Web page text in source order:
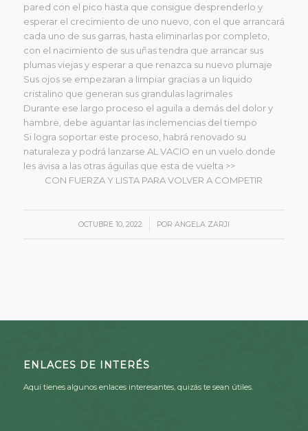
pared con el pico hasta que consigue desprenderlo y
esperar el crecimiento de uno nuevo, con el que arrancará
cada uno de sus garras, hasta eliminarlas por completo,
con el nacimiento de sus uñas tendra que arrancar sus
plumas viejas y esperar a que renazca su nuevo plumaje
Sus ojos se empezaran a limpiar gracias a un liquido
cristalino que generan sus grandulas lagrimales
Durante ese largo proceso el aguila a demás del dolor y
hambre, debe aguantar las inclemencias del tiempo
Si logra soportar este proceso, habrá renovado su
naturaleza y podrá lanzarse AL VACIO en un vuelo donde
les avisa a las otras águilas que esta de vuelta >>
CON FUERZA Y LISTA PARA VOLVER A COMPETIR
OCTUBRE 10, 2022
/ POR ANGELA ZARJI
ENLACES DE INTERÉS
Aquí tienes algunos enlaces interesantes, quizás te sean útiles.